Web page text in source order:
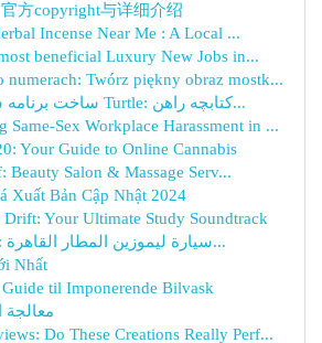
方copyright与详细介绍
Incense Near Me : A Local ...
beneficial Luxury New Jobs in...
numerach: Twórz piękny obraz mostk...
ساخت برنامه سینه با پایتن و Turtle: کتابچه راهن...
Same-Sex Workplace Harassment in ...
Your Guide to Online Cannabis
Beauty Salon & Massage Serv...
Xuất Bản Cập Nhật 2024
Your Ultimate Study Soundtrack
سيارة ليموزين المطار القاهرة : مغامرة راقي...
Nhất
til Imponerende Bilvask
معالجة
Do These Creations Really Perf...